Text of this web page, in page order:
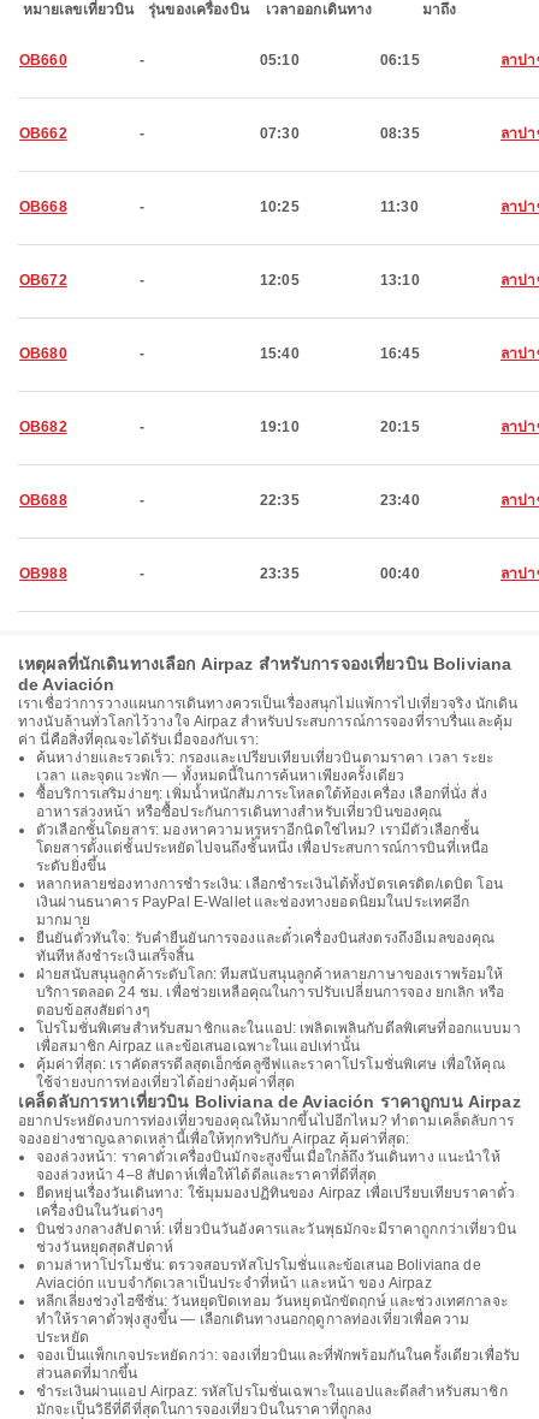
หมายเลขเที่ยวบิน รุ่นของเครื่องบิน เวลาออกเดินทาง มาถึง
OB660 - 05:10 06:15 ลาป
OB662 - 07:30 08:35 ลาป
OB668 - 10:25 11:30 ลาป
OB672 - 12:05 13:10 ลาป
OB680 - 15:40 16:45 ลาป
OB682 - 19:10 20:15 ลาป
OB688 - 22:35 23:40 ลาป
OB988 - 23:35 00:40 ลาป
เหตุผลที่นักเดินทางเลือก Airpaz สำหรับการจองเที่ยวบิน Boliviana
de Aviación
เราเชื่อว่าการวางแผนการเดินทางควรเป็นเรื่องสนุกไม่แพ้การไปเที่ยวจริง นักเดิน
ทางนับล้านทั่วโลกไว้วางใจ Airpaz สำหรับประสบการณ์การจองที่ราบรื่นและคุ้ม
ค่า นี่คือสิ่งที่คุณจะได้รับเมื่อจองกับเรา:
ค้นหาง่ายและรวดเร็ว: กรองและเปรียบเทียบเที่ยวบินตามราคา เวลา ระยะ
เวลา และจุดแวะพัก — ทั้งหมดนี้ในการค้นหาเพียงครั้งเดียว
ซื้อบริการเสริมง่ายๆ: เพิ่มน้ำหนักสัมภาระโหลดใต้ท้องเครื่อง เลือกที่นั่ง สั่ง
อาหารล่วงหน้า หรือซื้อประกันการเดินทางสำหรับเที่ยวบินของคุณ
ตัวเลือกชั้นโดยสาร: มองหาความหรูหราอีกนิดใช่ไหม? เรามีตัวเลือกชั้น
โดยสารตั้งแต่ชั้นประหยัดไปจนถึงชั้นหนึ่ง เพื่อประสบการณ์การบินที่เหนือ
ระดับยิ่งขึ้น
หลากหลายช่องทางการชำระเงิน: เลือกชำระเงินได้ทั้งบัตรเครดิต/เดบิต โอน
เงินผ่านธนาคาร PayPal E-Wallet และช่องทางยอดนิยมในประเทศอีก
มากมาย
ยืนยันตั๋วทันใจ: รับคำยืนยันการจองและตั๋วเครื่องบินส่งตรงถึงอีเมลของคุณ
ทันทีหลังชำระเงินเสร็จสิ้น
ฝ่ายสนับสนุนลูกค้าระดับโลก: ทีมสนับสนุนลูกค้าหลายภาษาของเราพร้อมให้
บริการตลอด 24 ชม. เพื่อช่วยเหลือคุณในการปรับเปลี่ยนการจอง ยกเลิก หรือ
ตอบข้อสงสัยต่างๆ
โปรโมชั่นพิเศษสำหรับสมาชิกและในแอป: เพลิดเพลินกับดีลพิเศษที่ออกแบบมา
เพื่อสมาชิก Airpaz และข้อเสนอเฉพาะในแอปเท่านั้น
คุ้มค่าที่สุด: เราคัดสรรดีลสุดเอ็กซ์คลูซีฟและราคาโปรโมชั่นพิเศษ เพื่อให้คุณ
ใช้จ่ายงบการท่องเที่ยวได้อย่างคุ้มค่าที่สุด
เคล็ดลับการหาเที่ยวบิน Boliviana de Aviación ราคาถูกบน Airpaz
อยากประหยัดงบการท่องเที่ยวของคุณให้มากขึ้นไปอีกไหม? ทำตามเคล็ดลับการ
จองอย่างชาญฉลาดเหล่านี้เพื่อให้ทุกทริปกับ Airpaz คุ้มค่าที่สุด:
จองล่วงหน้า: ราคาตั๋วเครื่องบินมักจะสูงขึ้นเมื่อใกล้ถึงวันเดินทาง แนะนำให้
จองล่วงหน้า 4–8 สัปดาห์เพื่อให้ได้ดีลและราคาที่ดีที่สุด
ยืดหยุ่นเรื่องวันเดินทาง: ใช้มุมมองปฏิทินของ Airpaz เพื่อเปรียบเทียบราคาตั๋ว
เครื่องบินในวันต่างๆ
บินช่วงกลางสัปดาห์: เที่ยวบินวันอังคารและวันพุธมักจะมีราคาถูกกว่าเที่ยวบิน
ช่วงวันหยุดสุดสัปดาห์
ตามล่าหาโปรโมชั่น: ตรวจสอบรหัสโปรโมชั่นและข้อเสนอ Boliviana de
Aviación แบบจำกัดเวลาเป็นประจำที่หน้า และหน้า ของ Airpaz
หลีกเลี่ยงช่วงไฮซีซั่น: วันหยุดปิดเทอม วันหยุดนักขัตฤกษ์ และช่วงเทศกาลจะ
ทำให้ราคาตั๋วพุ่งสูงขึ้น — เลือกเดินทางนอกฤดูกาลท่องเที่ยวเพื่อความ
ประหยัด
จองเป็นแพ็กเกจประหยัดกว่า: จองเที่ยวบินและที่พักพร้อมกันในครั้งเดียวเพื่อรับ
ส่วนลดที่มากขึ้น
ชำระเงินผ่านแอป Airpaz: รหัสโปรโมชั่นเฉพาะในแอปและดีลสำหรับสมาชิก
มักจะเป็นวิธีที่ดีที่สุดในการจองเที่ยวบินในราคาที่ถูกลง